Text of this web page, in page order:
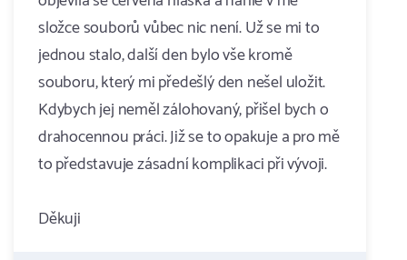
složce souborů vůbec nic není. Už se mi to
jednou stalo, další den bylo vše kromě
souboru, který mi předešlý den nešel uložit.
Kdybych jej neměl zálohovaný, přišel bych o
drahocennou práci. Již se to opakuje a pro mě
to představuje zásadní komplikaci při vývoji.
Děkuji